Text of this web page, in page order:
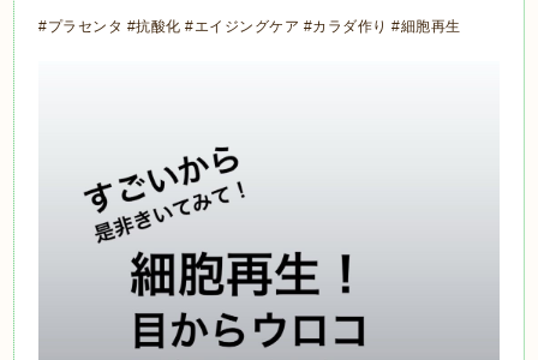
#プラセンタ #抗酸化 #エイジングケア #カラダ作り #細胞再生